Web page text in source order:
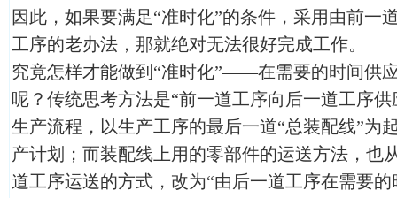
因此，如果要满足“准时化”的条件，采用由前一
工序的老办法，那就绝对无法很好完成工作。
究竟怎样才能做到“准时化”——在需要的时间供
呢？传统思考方法是“前一道工序向后一道工序
生产流程，以生产工序的最后一道“总装配线”为
产计划；而装配线上用的零部件的运送方法，也
道工序运送的方式，改为“由后一道工序在需要